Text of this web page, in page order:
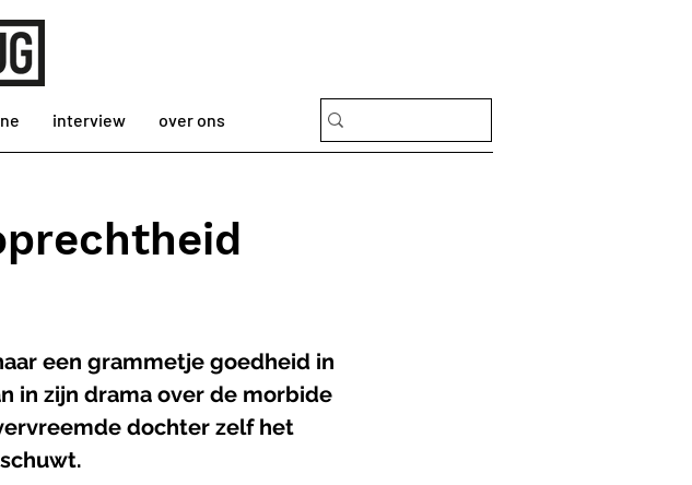
interview over ons
een grammetje goedheid in
in zijn drama over de morbide
dochter zelf het